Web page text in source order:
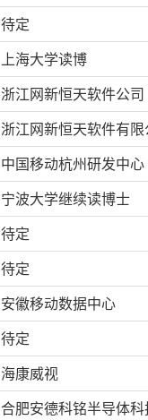
待定
上海大学读博
浙江网新恒天软件公司
浙江网新恒天软件有
中国移动杭州研发中心
宁波大学继续读博士
待定
待定
安徽移动数据中心
待定
海康威视
合肥安德科铭半导体